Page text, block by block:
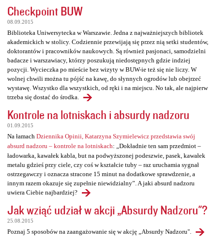
Checkpoint BUW
08.09.2015
Biblioteka Uniwersytecka w Warszawie. Jedna z najważniejszych bibliotek
akademickich w stolicy. Codziennie przewijają się przez nią setki studentów,
doktorantów i pracowników naukowych. Są również pasjonaci, samodzielni
badacze i warszawiacy, którzy poszukują niedostępnych gdzie indziej
pozycji. Wycieczka po mieście bez wizyty w BUW-ie też się nie liczy. W
wolnej chwili można tu pójść na kawę, do słynnych ogrodów lub obejrzeć
wystawę. Wszystko dla wszystkich, od ręki i na miejscu. No tak, ale najpierw
trzeba się dostać do środka.
Kontrole na lotniskach i absurdy nadzoru
01.09.2015
Na łamach Dziennika Opinii, Katarzyna Szymielewicz przedstawia swój
absurd nadzoru – kontrole na lotniskach: „Dokładnie ten sam przedmiot –
ładowarka, kawałek kabla, but na podwyższonej podeszwie, pasek, kawałek
metalu gdzieś przy ciele, czy coś w kształcie tuby – raz uruchamia sygnał
ostrzegawczy i oznacza stracone 15 minut na dodatkowe sprawdzenie, a
innym razem okazuje się zupełnie niewidzialny”. A jaki absurd nadzoru
uwiera Ciebie najbardziej?
Jak wziąć udział w akcji „Absurdy Nadzoru"?
25.08.2015
Poznaj 5 sposobów na zaangażowanie się w akcję „Absurdy Nadzoru".